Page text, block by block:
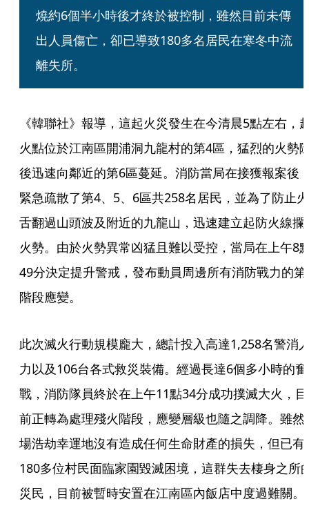
燒約6個半小時後才終於被控制，雖然目前未傳
出人員傷亡，卻已導致180多名居民在寒冬中流
離失所。
《韓聯社》報導，這起火災發生在今清晨5點左右，
火點位於江南區開浦洞九龍村的第4區，猛烈的火勢
後迅速向鄰近的第6區蔓延。消防當局在接獲報案後
緊急疏散了第4、5、6區共258名居民，並為了防止火
舌翻過山頭波及附近的九龍山，迅速建立起防火線攔
火勢。由於火勢異常凶猛且難以受控，當局在上午8
49分決定提升警戒，發布動員周邊所有消防戰力的
階段應變。
此次滅火行動規模龐大，總計投入高達1,258名警消
力以及106台各式救災裝備。經過長達6個多小時的奮
戰，消防隊員終於在上午11點34分成功撲滅大火，目
前正轉為處理殘火階段，應變層級也隨之調降。雖然
場浩劫幸運地沒有造成任何生命財產的損失，但已有
180多位村民面臨家園毀滅困境，這群失去棲身之所
災民，目前被暫時安置在江南區內飯店中度過難關。